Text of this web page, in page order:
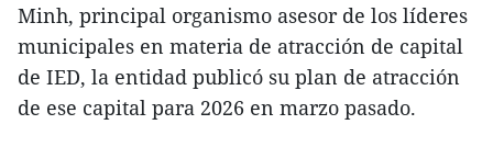
Minh, principal organismo asesor de los líderes
municipales en materia de atracción de capital
de IED, la entidad publicó su plan de atracción
de ese capital para 2026 en marzo pasado.